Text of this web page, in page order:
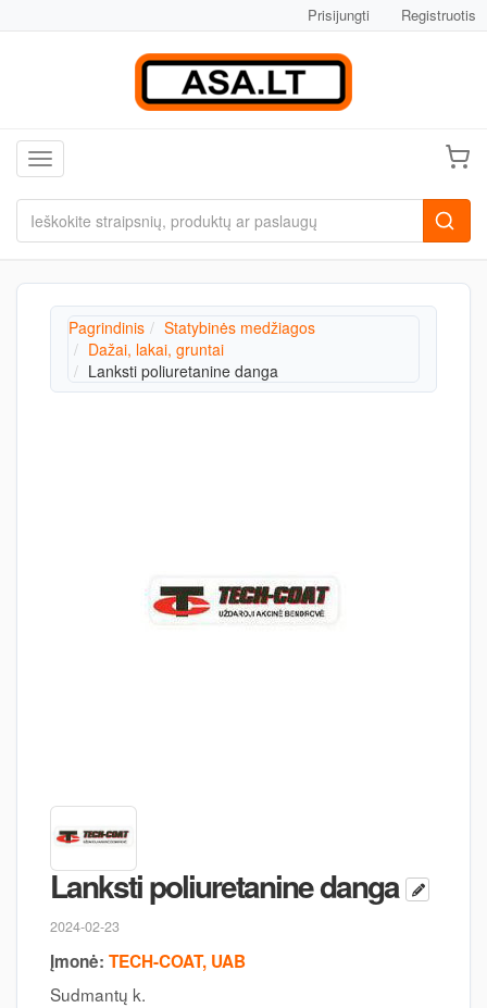
Prisijungti Registruotis
Toggle navigation
Pagrindinis
Statybinės medžiagos
Dažai, lakai, gruntai
Lanksti poliuretanine danga
Lanksti poliuretanine danga
2024-02-23
Įmonė: TECH-COAT, UAB
Sudmantų k.